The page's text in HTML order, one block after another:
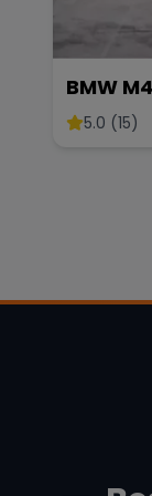
BMW
5.0 (15)